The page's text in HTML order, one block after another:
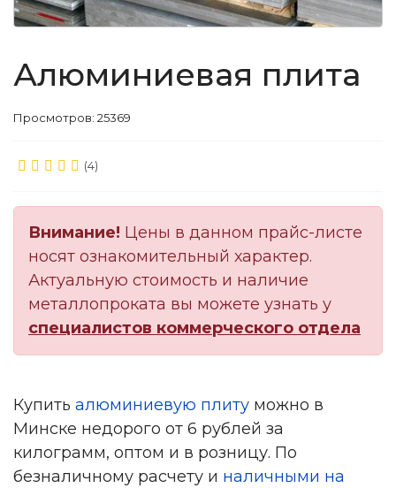
Алюминиевая плита
Просмотров: 25369
(4)
Внимание! Цены в данном прайс-листе
носят ознакомительный характер.
Актуальную стоимость и наличие
металлопроката вы можете узнать у
специалистов коммерческого отдела
Купить алюминиевую плиту можно в
Минске недорого от 6 рублей за
килограмм, оптом и в розницу. По
безналичному расчету и наличными на